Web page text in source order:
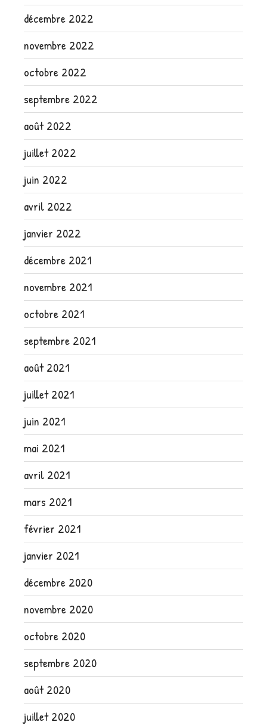
décembre 2022
novembre 2022
octobre 2022
septembre 2022
août 2022
juillet 2022
juin 2022
avril 2022
janvier 2022
décembre 2021
novembre 2021
octobre 2021
septembre 2021
août 2021
juillet 2021
juin 2021
mai 2021
avril 2021
mars 2021
février 2021
janvier 2021
décembre 2020
novembre 2020
octobre 2020
septembre 2020
août 2020
juillet 2020